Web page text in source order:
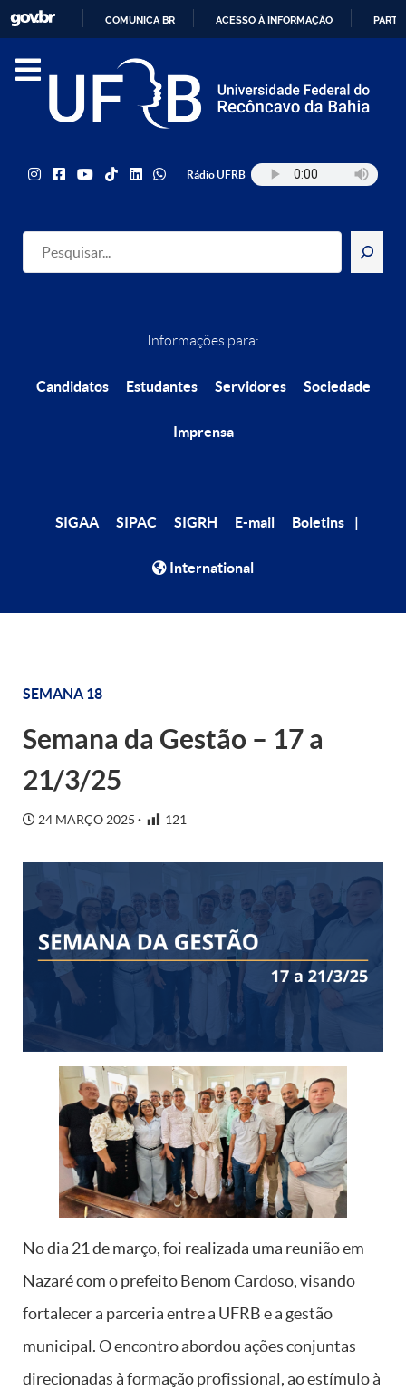
PARA
COMUNICA BR ACESSO À INFORMAÇÃO
Informações para:
Candidatos Estudantes Servidores Sociedade
Imprensa
SIGAA SIPAC SIGRH E-mail Boletins
International
Rádio UFRB
Pesquisar
SEMANA 18
Semana da Gestão – 17 a
21/3/25
24 MARÇO 2025 121
No dia 21 de março, foi realizada uma reunião em
Nazaré com o prefeito Benom Cardoso, visando
fortalecer a parceria entre a UFRB e a gestão
municipal. O encontro abordou ações conjuntas
direcionadas à formação profissional, ao estímulo à